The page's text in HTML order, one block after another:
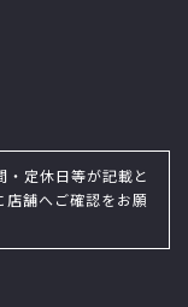
定休日等が記載と
舗へご確認をお願